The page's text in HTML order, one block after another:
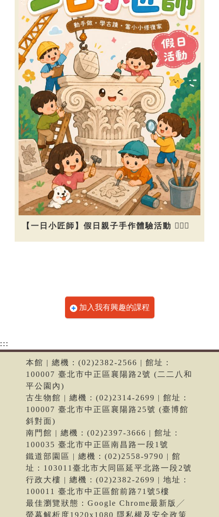
【一日小匠師】假日親子手作體驗活動 👷🏻‍♀️
加入我有興趣的課程
:::
本館 | 總機：(02)2382-2566 | 館址：
100007 臺北市中正區襄陽路2號 (二二八和
平公園內)
古生物館 | 總機：(02)2314-2699 | 館址：
100007 臺北市中正區襄陽路25號 (臺博館
斜對面)
南門館 | 總機：(02)2397-3666 | 館址：
100035 臺北市中正區南昌路一段1號
鐵道部園區 | 總機：(02)2558-9790 | 館
址：103011臺北市大同區延平北路一段2號
行政大樓 | 總機：(02)2382-2699 | 地址：
100011 臺北市中正區館前路71號5樓
最佳瀏覽狀態：Google Chrome最新版╱
螢幕解析度1920x1080 隱私權及安全政策